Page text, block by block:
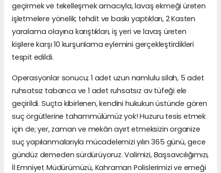
geçirmek ve tekelleşmek amacıyla, lavaş ekmeği üreten
işletmelere yönelik; tehdit ve baskı yaptıkları, 2 Kasten
yaralama olayına karıştıkları, iş yeri ve lavaş üreten
kişilere karşı 10 kurşunlama eylemini gerçekleştirdikleri
tespit edildi.
Operasyonlar sonucu; 1 adet uzun namlulu silah, 5 adet
ruhsatsız tabanca ve 1 adet ruhsatsız av tüfeği ele
geçirildi. Suçta kibirlenen, kendini hukukun üstünde gören
suç örgütlerine tahammülümüz yok! Huzuru tesis etmek
için de; yer, zaman ve mekân ayırt etmeksizin organize
suç yapılanmalarıyla mücadelemizi yılın 365 günü, gece
gündüz demeden sürdürüyoruz. Valimizi, Başsavcılığımızı,
İl Emniyet Müdürümüzü, Kahraman Polislerimizi ve emeği